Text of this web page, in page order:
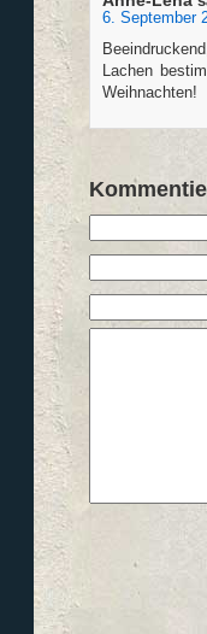
6. September
Lachen
Weihnachten!